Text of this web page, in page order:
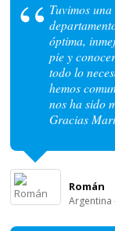
Tuvimos
óptima,
pie y
todo lo
hemos
nos ha sido
Gracias
Román
Argentina